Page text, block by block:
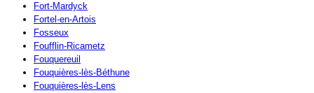
Fort-Mardyck
Fortel-en-Artois
Fosseux
Foufflin-Ricametz
Fouquereuil
Fouquières-lès-Béthune
Fouquières-lès-Lens